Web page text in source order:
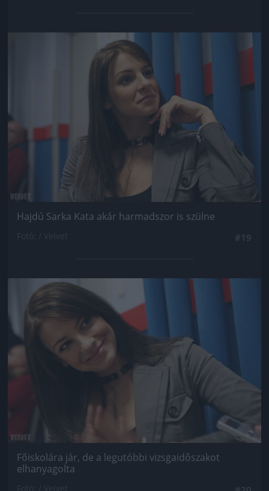
Jön még kép!
Hajdú Sarka Kata akár harmadszor is szülne
Jön még kép!
Főiskolára jár, de a legutóbbi vizsgaidőszakot
elhanyagolta